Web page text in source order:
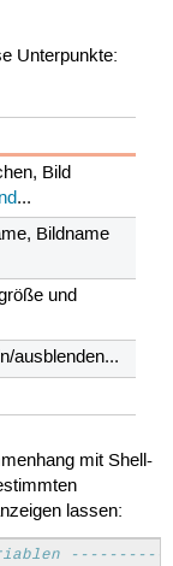
Unterpunkte:
Bild
...
Bildname
und
ausblenden...
mit Shell-
lassen: